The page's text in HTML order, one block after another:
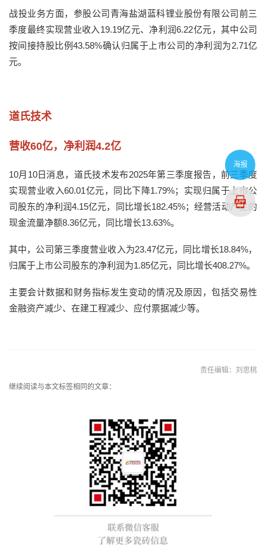
战投业务方面，参股公司青海盐湖蓝科锂业股份有限公司前三
季度最终实现营业收入19.19亿元、净利润6.22亿元，其中公司
按间接持股比例43.58%确认归属于上市公司的净利润为2.71亿
元。
道氏技术
营收60亿，净利润4.2亿
10月10日消息，道氏技术发布2025年第三季度报告，前三季度
实现营业收入60.01亿元，同比下降1.79%；实现归属于上市公
司股东的净利润4.15亿元，同比增长182.45%；经营活动产生的
现金流量净额8.36亿元，同比增长13.63%。
其中，公司第三季度营业收入为23.47亿元，同比增长18.84%，
归属于上市公司股东的净利润为1.85亿元，同比增长408.27%。
主要会计数据和财务指标发生变动的情况及原因，包括交易性
金融资产减少、在建工程减少、应付票据减少等。
责任编辑：刘思桃
继续阅读与本文标签相同的文章：
海报